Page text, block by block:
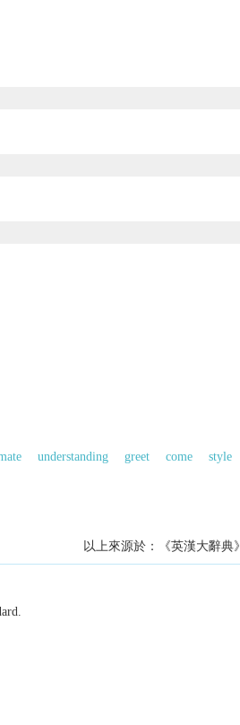
understanding greet come
style
以上來源於：《英漢大辭典》